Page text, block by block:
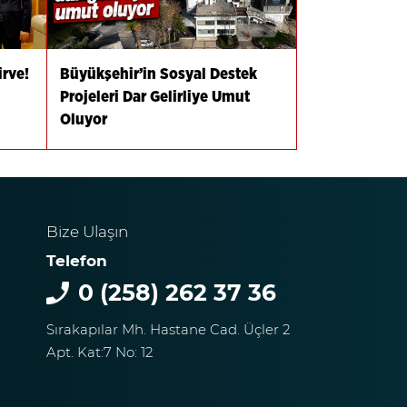
Büyükşehir’in Sosyal Destek
Projeleri Dar Gelirliye Umut
Oluyor
Bize Ulaşın
Telefon
0 (258) 262 37 36
Sırakapılar Mh. Hastane Cad. Üçler 2
Apt. Kat:7 No: 12